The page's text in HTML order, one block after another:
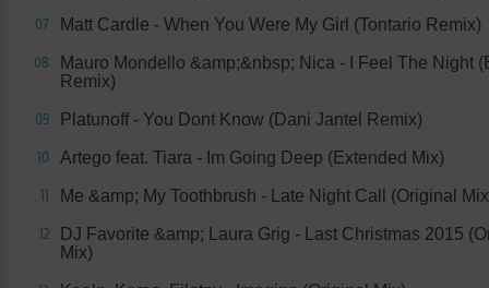
07 Matt Cardle - When You Were My Girl (Tontario Remix)
08
Mauro Mondello &amp;&nbsp; Nica - I Feel The Night
Remix)
09 Platunoff - You Dont Know (Dani Jantel Remix)
10 Artego feat. Tiara - Im Going Deep (Extended Mix)
11 Me &amp; My Toothbrush - Late Night Call (Original
12
DJ Favorite &amp; Laura Grig - Last Christmas 2015
Mix)